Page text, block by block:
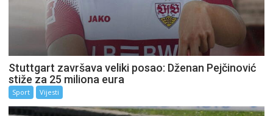
Stuttgart završava veliki posao: Dženan Pejčinović
stiže za 25 miliona eura
Sport Vijesti